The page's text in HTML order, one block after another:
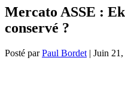
Mercato ASSE :
conservé ?
Posté parPaul Bordet | Juin